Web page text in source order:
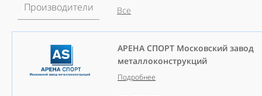
Производители Все
АРЕНА СПОРТ Московский завод
металлоконструкций
Подробнее